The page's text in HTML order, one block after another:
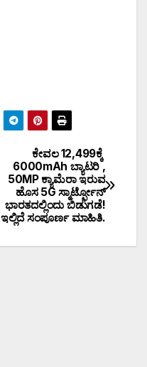
ಕೇವಲ ₹12,499ಕ್ಕೆ
6000mAh ಬ್ಯಾಟರಿ ,
50MP ಕ್ಯಾಮೆರಾ ಇರುವ
ಹೊಸ 5G ಸ್ಮಾರ್ಟ್ಫೋನ್
ಭಾರತದಲ್ಲಿಂದು ಬಿಡುಗಡೆ!
ಇಲ್ಲಿದೆ ಸಂಪೂರ್ಣ ಮಾಹಿತಿ.